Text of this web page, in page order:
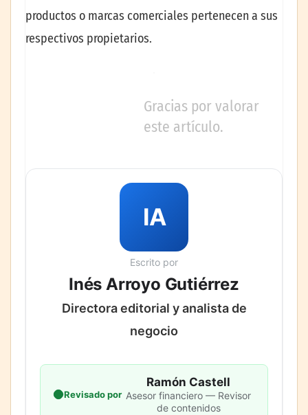
productos o marcas comerciales pertenecen a sus
respectivos propietarios.
Gracias por valorar
este artículo.
IA
Escrito por
Inés Arroyo Gutiérrez
Directora editorial y analista de
negocio
Revisado por
Ramón Castell
Asesor financiero — Revisor
de contenidos